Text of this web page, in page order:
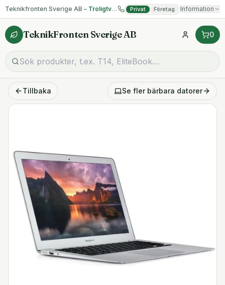
Teknikfronten Sverige AB – Troligtvis billigast på begagnad IT! Privat Företag Information
TeknikFronten Sverige AB 0
Tillbaka Se fler bärbara datorer